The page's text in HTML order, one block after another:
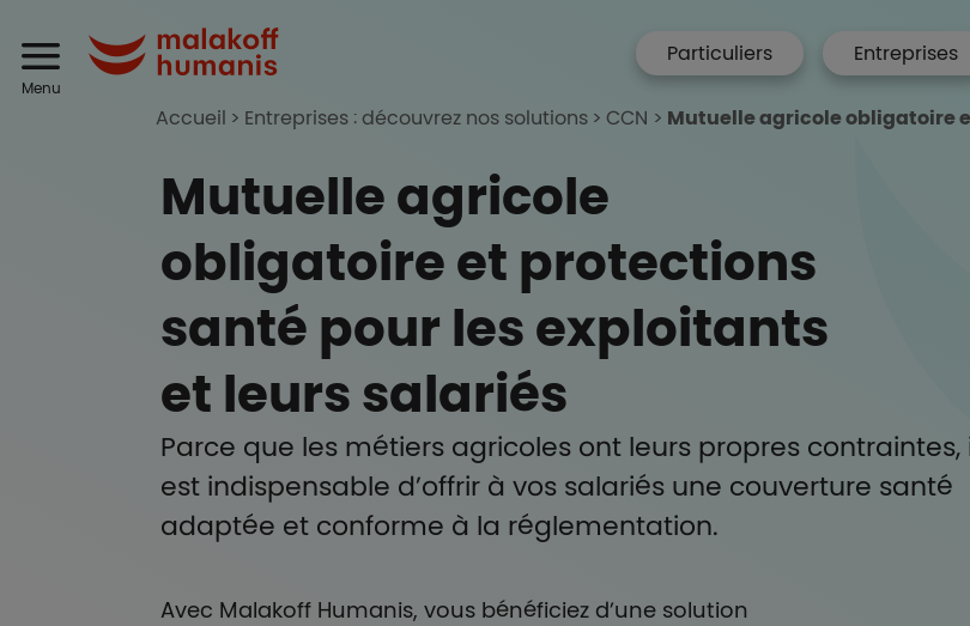
Header
Menu Malakoff Humanis Accueil
menu hp
Particuliers Entreprises
Accueil Entreprises : découvrez nos solutions CCN Mutuelle agricole obligatoire
Mutuelle agricole
obligatoire et protections
santé pour les exploitants
et leurs salariés
Parce que les métiers agricoles ont leurs propres contraintes,
est indispensable d’offrir à vos salariés une couverture santé
adaptée et conforme à la réglementation.
Avec Malakoff Humanis, vous bénéficiez d’une solution